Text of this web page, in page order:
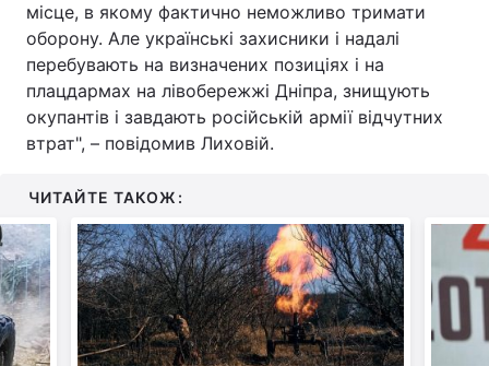
місце, в якому фактично неможливо тримати
оборону. Але українські захисники і надалі
перебувають на визначених позиціях і на
плацдармах на лівобережжі Дніпра, знищують
окупантів і завдають російській армії відчутних
втрат", – повідомив Лиховій.
ЧИТАЙТЕ ТАКОЖ: